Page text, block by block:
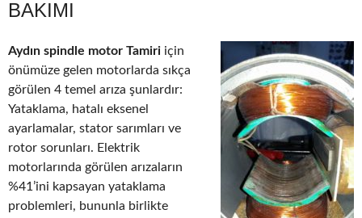
BAKIMI
Aydın spindle motor Tamiri için
önümüze gelen motorlarda sıkça
görülen 4 temel arıza şunlardır:
Yataklama, hatalı eksenel
ayarlamalar, stator sarımları ve
rotor sorunları. Elektrik
motorlarında görülen arızaların
%41’ini kapsayan yataklama
problemleri, bununla birlikte